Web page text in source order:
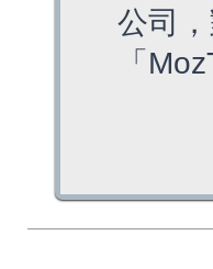
公司
「